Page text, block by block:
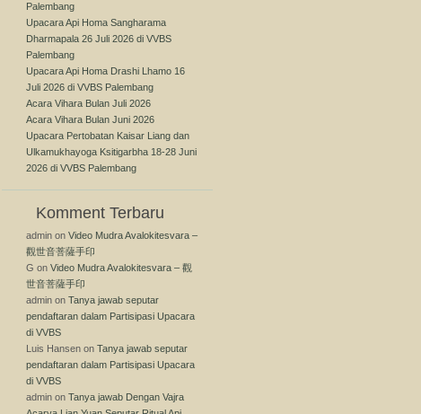
Palembang
Upacara Api Homa Sangharama
Dharmapala 26 Juli 2026 di VVBS
Palembang
Upacara Api Homa Drashi Lhamo 16
Juli 2026 di VVBS Palembang
Acara Vihara Bulan Juli 2026
Acara Vihara Bulan Juni 2026
Upacara Pertobatan Kaisar Liang dan
Ulkamukhayoga Ksitigarbha 18-28 Juni
2026 di VVBS Palembang
Komment Terbaru
admin on Video Mudra Avalokitesvara –
觀世音菩薩手印
G on Video Mudra Avalokitesvara – 觀
世音菩薩手印
admin on Tanya jawab seputar
pendaftaran dalam Partisipasi Upacara
di VVBS
Luis Hansen on Tanya jawab seputar
pendaftaran dalam Partisipasi Upacara
di VVBS
admin on Tanya jawab Dengan Vajra